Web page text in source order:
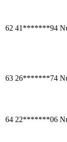
62 41*******94
63 26*******74
64 22*******06